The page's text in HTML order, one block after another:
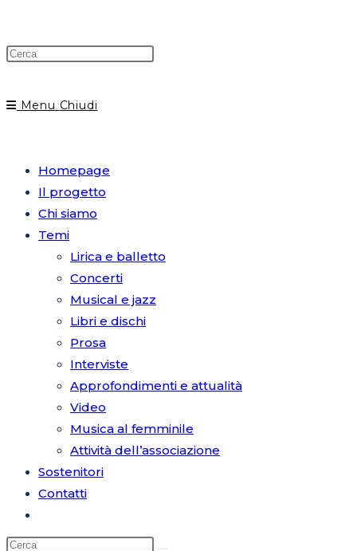
Menu Chiudi
Homepage
Il progetto
Chi siamo
Temi
Lirica e balletto
Concerti
Musical e jazz
Libri e dischi
Prosa
Interviste
Approfondimenti e attualità
Video
Musica al femminile
Attività dell’associazione
Sostenitori
Contatti